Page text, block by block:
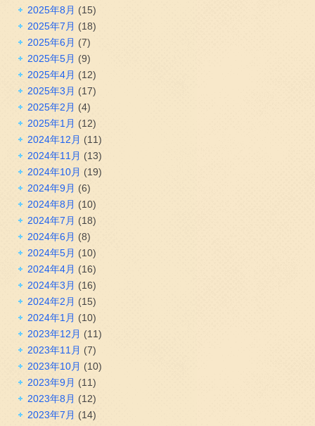
2025年8月 (15)
2025年7月 (18)
2025年6月 (7)
2025年5月 (9)
2025年4月 (12)
2025年3月 (17)
2025年2月 (4)
2025年1月 (12)
2024年12月 (11)
2024年11月 (13)
2024年10月 (19)
2024年9月 (6)
2024年8月 (10)
2024年7月 (18)
2024年6月 (8)
2024年5月 (10)
2024年4月 (16)
2024年3月 (16)
2024年2月 (15)
2024年1月 (10)
2023年12月 (11)
2023年11月 (7)
2023年10月 (10)
2023年9月 (11)
2023年8月 (12)
2023年7月 (14)